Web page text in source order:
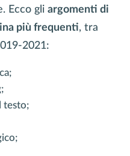
Ecco gli argomenti di
più frequenti, tra
2021:
testo;